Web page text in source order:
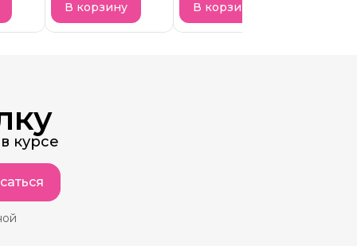
В корзину пролонгация
В корзину
курсе